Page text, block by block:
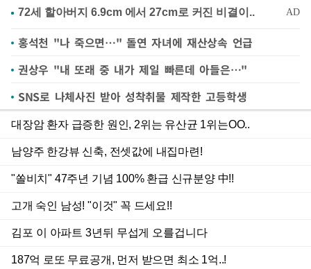
홍석천 "나 죽으면…" 돌연 자녀에 재산상속 언급
권상우 "내 또래 중 내가 제일 빠른데 아들은…"
SNS로 나체사진 받아 성착취물 제작한 고등학생